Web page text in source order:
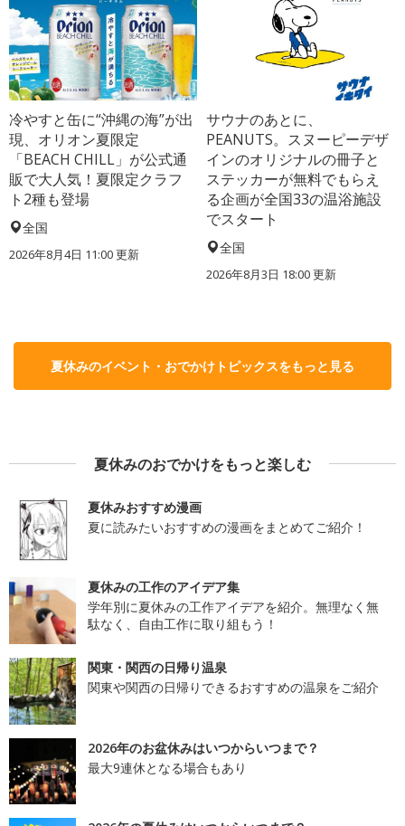
冷やすと缶に“沖縄の海”が出
現、オリオン夏限定
「BEACH CHILL」が公式通
販で大人気！夏限定クラフ
ト2種も登場
全国
2026年8月4日 11:00更新
サウナのあとに、
PEANUTS。スヌーピーデザ
インのオリジナルの冊子と
ステッカーが無料でもらえ
る企画が全国33の温浴施設
でスタート
全国
2026年8月3日 18:00更新
夏休みのイベント・おでかけトピックスをもっと見る
夏休みのおでかけをもっと楽しむ
夏休みおすすめ漫画
夏に読みたいおすすめの漫画をまとめてご紹介！
夏休みの工作のアイデア集
学年別に夏休みの工作アイデアを紹介。無理なく無
駄なく、自由工作に取り組もう！
関東・関西の日帰り温泉
関東や関西の日帰りできるおすすめの温泉をご紹介
2026年のお盆休みはいつからいつまで？
最大9連休となる場合もあり